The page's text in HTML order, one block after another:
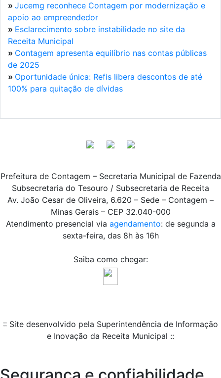
» Jucemg reconhece Contagem por modernização e
apoio ao empreendedor
» Esclarecimento sobre instabilidade no site da
Receita Municipal
» Contagem apresenta equilíbrio nas contas públicas
de 2025
» Oportunidade única: Refis libera descontos de até
100% para quitação de dívidas
Prefeitura de Contagem – Secretaria Municipal de Fazenda
Subsecretaria do Tesouro / Subsecretaria de Receita
Av. João Cesar de Oliveira, 6.620 – Sede – Contagem –
Minas Gerais – CEP 32.040-000
Atendimento presencial via agendamento: de segunda a
sexta-feira, das 8h às 16h
Saiba como chegar:
:: Site desenvolvido pela Superintendência de Informação
e Inovação da Receita Municipal ::